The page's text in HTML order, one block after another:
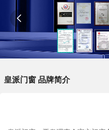

皇派门窗 品牌简介